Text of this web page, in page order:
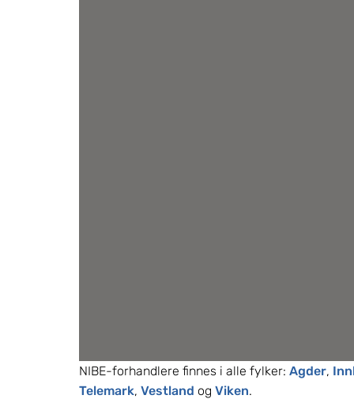
NIBE-forhandlere finnes i alle fylker: Agder,
Telemark, Vestland og Viken.